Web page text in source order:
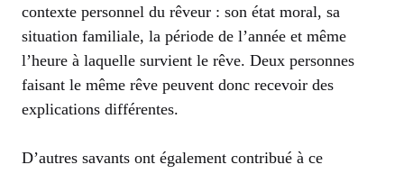
contexte personnel du rêveur : son état moral, sa
situation familiale, la période de l’année et même
l’heure à laquelle survient le rêve. Deux personnes
faisant le même rêve peuvent donc recevoir des
explications différentes.
D’autres savants ont également contribué à ce